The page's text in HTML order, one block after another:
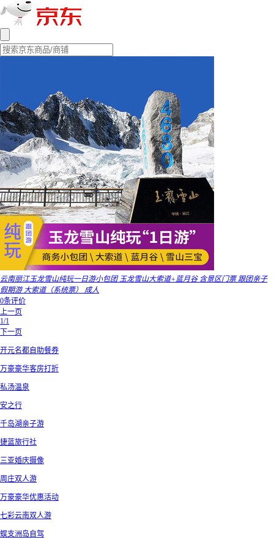
云南丽江玉龙雪山纯玩一日游小包团 玉龙雪山大索道+蓝月谷 含景区门票 跟团亲子
假期游 大索道（系统票） 成人
0条评价
上一页
1/1
下一页
开元名都自助餐券
万豪豪华客房打折
私汤温泉
安之行
千岛湖亲子游
捷蓝旅行社
三亚婚庆摄像
周庄双人游
万豪豪华优惠活动
七彩云南双人游
蜈支洲岛自驾